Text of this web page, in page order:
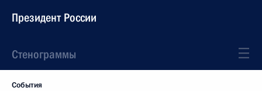
Президент России
Стенограммы
События